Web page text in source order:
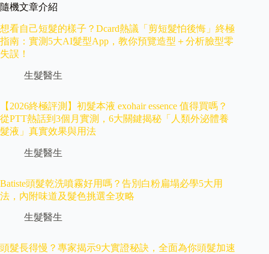
隨機文章介紹
想看自己短髮的樣子？Dcard熱議「剪短髮怕後悔」終極
指南：實測5大AI髮型App，教你預覽造型＋分析臉型零
失誤！
生髮醫生
【2026終極評測】初髮本液 exohair essence 值得買嗎？
從PTT熱話到3個月實測，6大關鍵揭秘「人類外泌體養
髮液」真實效果與用法
生髮醫生
Batiste頭髮乾洗噴霧好用嗎？告別白粉扁塌必學5大用
法，內附味道及髮色挑選全攻略
生髮醫生
頭髮長得慢？專家揭示9大實證秘訣，全面為你頭髮加速